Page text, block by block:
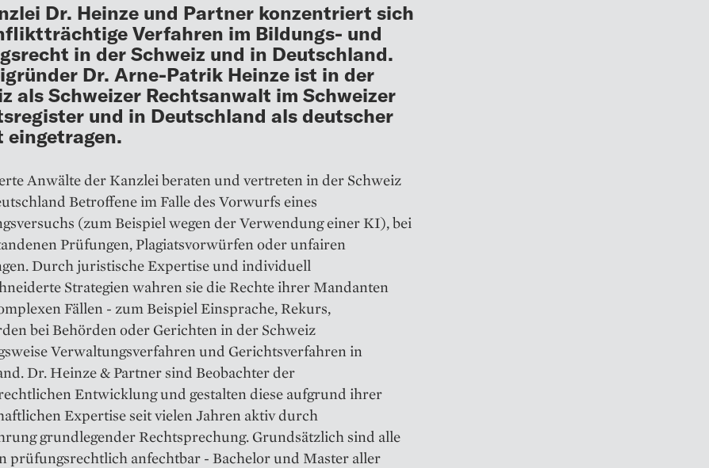
Dr. Heinze und Partner konzentriert sich
Verfahren im Bildungs- und
in der Schweiz und in Deutschland.
Dr. Arne-Patrik Heinze ist in der
als Schweizer Rechtsanwalt im Schweizer
und in Deutschland als deutscher
eingetragen.
Anwälte der Kanzlei beraten und vertreten in der Schweiz
Betroffene im Falle des Vorwurfs eines
(zum Beispiel wegen der Verwendung einer KI), bei
Prüfungen, Plagiatsvorwürfen oder unfairen
Durch juristische Expertise und individuell
Strategien wahren sie die Rechte ihrer Mandanten
Fällen - zum Beispiel Einsprache, Rekurs,
bei Behörden oder Gerichten in der Schweiz
Verwaltungsverfahren und Gerichtsverfahren in
Dr. Heinze & Partner sind Beobachter der
Entwicklung und gestalten diese aufgrund ihrer
Expertise seit vielen Jahren aktiv durch
grundlegender Rechtsprechung. Grundsätzlich sind alle
prüfungsrechtlich anfechtbar - Bachelor und Master aller